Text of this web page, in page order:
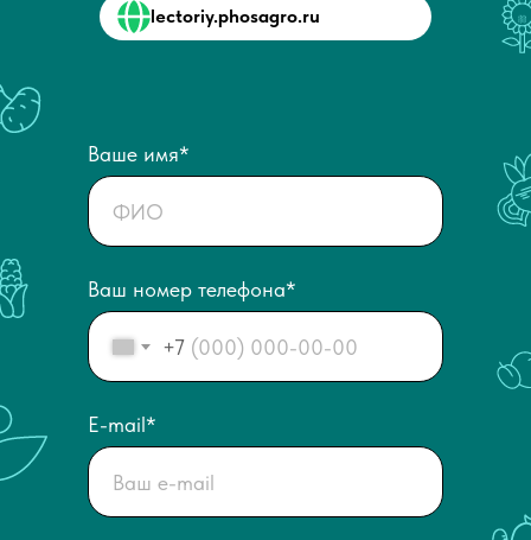
Ваше имя*
Ваш номер телефона*
+7
E-mail*
lectoriy.phosagro.ru